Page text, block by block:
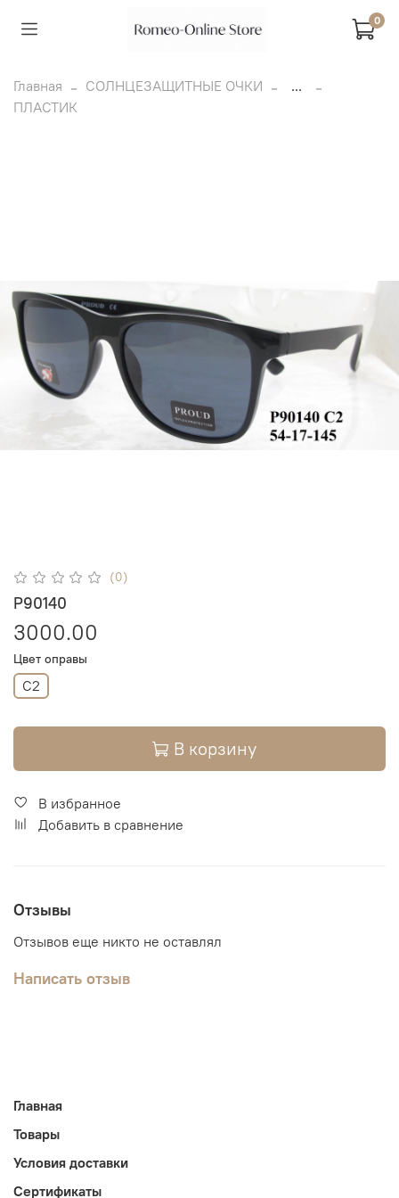
0
Главная СОЛНЦЕЗАЩИТНЫЕ ОЧКИ
...
ПЛАСТИК
(0)
P90140
3000.00
Цвет оправы
C2
В корзину
В избранное
Добавить в сравнение
Отзывы
Отзывов еще никто не оставлял
Написать отзыв
Главная
Товары
Условия доставки
Сертификаты